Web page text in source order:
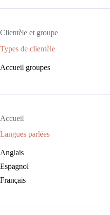
Clientèle et groupe
Types de clientèle
Accueil groupes
Accueil
Langues parlées
Anglais
Espagnol
Français